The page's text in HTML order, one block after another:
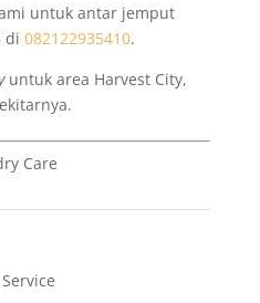
untuk antar jemput
di 082122935410.
untuk area Harvest City,
Care